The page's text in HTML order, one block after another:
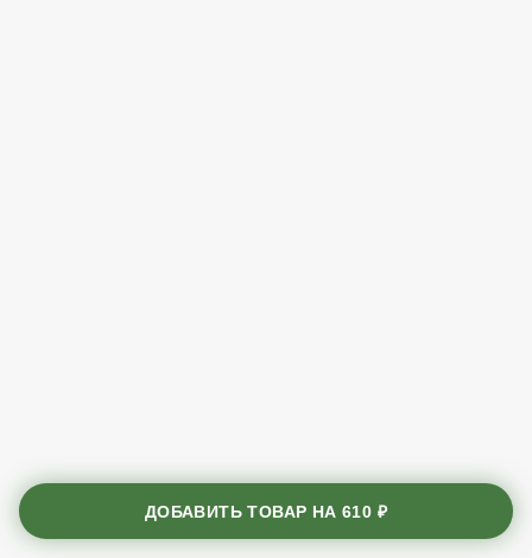
ДОБАВИТЬ ТОВАР НА610 ₽